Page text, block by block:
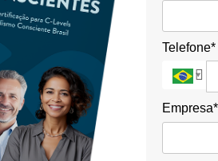
Telefone*
Empresa*